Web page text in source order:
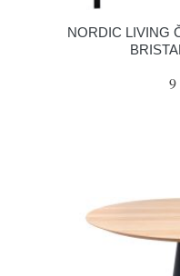
NORDIC LIVING